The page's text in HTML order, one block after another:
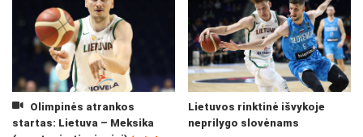
Olimpinės atrankos
startas: Lietuva – Meksika
Lietuvos rinktinė išvykoje
neprilygo slovėnams